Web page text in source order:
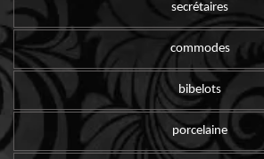
secrétaires
commodes
bibelots
porcelaine